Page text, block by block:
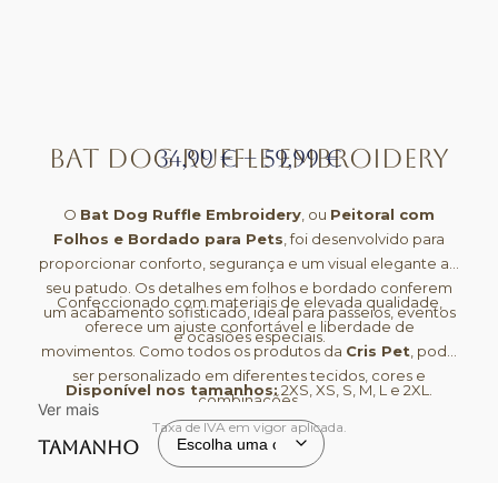
Bat Dog Ruffle Embroidery
34,99€ – 59,99€
O Bat Dog Ruffle Embroidery , ou Peitoral com
Folhos e Bordado para Pets , foi desenvolvido para
proporcionar conforto, segurança e um visual elegante ao
seu patudo. Os detalhes em folhos e bordado conferem
um acabamento sofisticado, ideal para passeios, eventos
e ocasiões especiais.
Confeccionado com materiais de elevada qualidade,
oferece um ajuste confortável e liberdade de
movimentos. Como todos os produtos da Cris Pet , pode
ser personalizado em diferentes tecidos, cores e
combinações.
Disponível nos tamanhos: 2XS, XS, S, M, L e 2XL.
Ver mais
Taxa de IVA em vigor aplicada.
Tamanho